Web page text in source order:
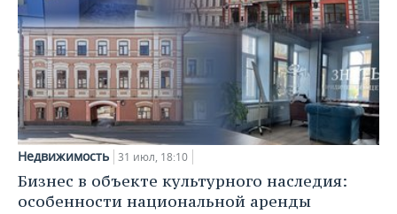
Недвижимость 31 июл, 18:10
Бизнес в объекте культурного наследия:
особенности национальной аренды